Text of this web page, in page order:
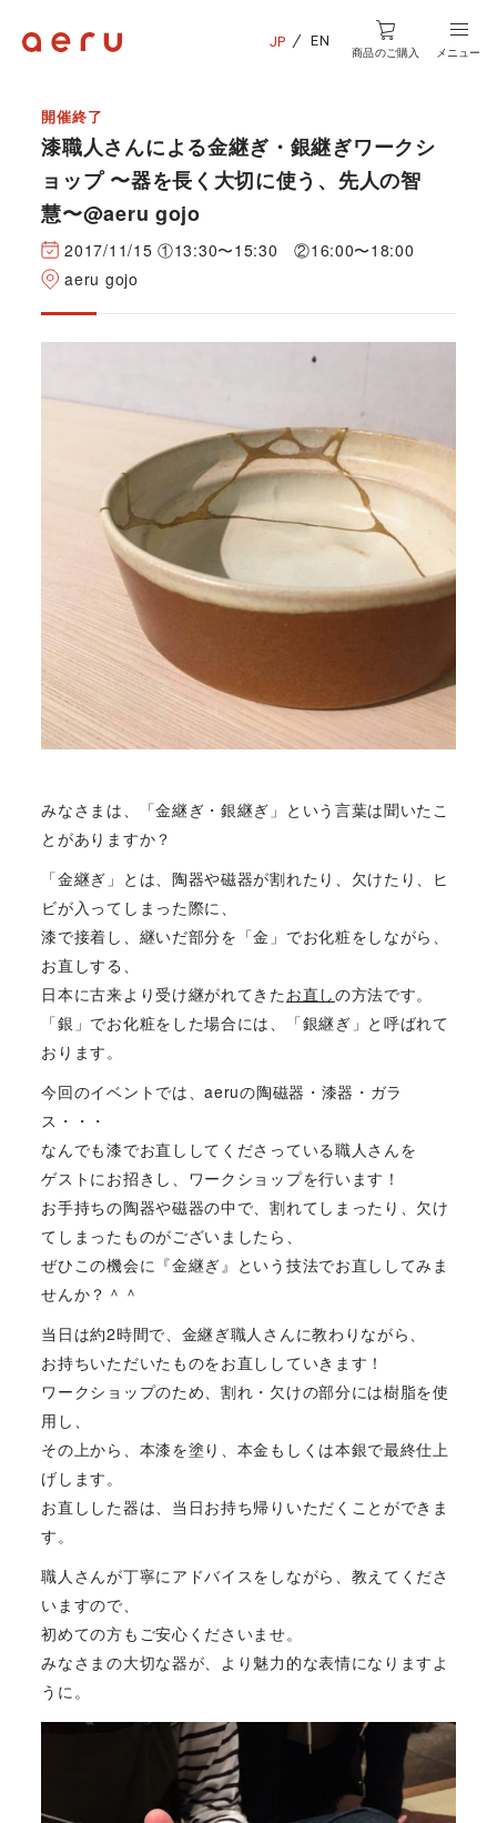
JP EN
商品のご購入 メニュー
開催終了
漆職人さんによる金継ぎ・銀継ぎワークシ
ョップ 〜器を長く大切に使う、先人の智
慧〜@aeru gojo
2017/11/15 ①13:30〜15:30 ②16:00〜18:00
aeru gojo
みなさまは、「金継ぎ・銀継ぎ」という言葉は聞いたこ
とがありますか？
「金継ぎ」とは、陶器や磁器が割れたり、欠けたり、ヒ
ビが入ってしまった際に、
漆で接着し、継いだ部分を「金」でお化粧をしながら、
お直しする、
日本に古来より受け継がれてきた お直しの方法です。
「銀」でお化粧をした場合には、「銀継ぎ」と呼ばれて
おります。
今回のイベントでは、aeruの陶磁器・漆器・ガラ
ス・・・
なんでも漆でお直ししてくださっている職人さんを
ゲストにお招きし、ワークショップを行います！
お手持ちの陶器や磁器の中で、割れてしまったり、欠け
てしまったものがございましたら、
ぜひこの機会に『金継ぎ』という技法でお直ししてみま
せんか？＾＾
当日は約2時間で、金継ぎ職人さんに教わりながら、
お持ちいただいたものをお直ししていきます！
ワークショップのため、割れ・欠けの部分には樹脂を使
用し、
その上から、本漆を塗り、本金もしくは本銀で最終仕上
げします。
お直しした器は、当日お持ち帰りいただくことができま
す。
職人さんが丁寧にアドバイスをしながら、教えてくださ
いますので、
初めての方もご安心くださいませ。
みなさまの大切な器が、より魅力的な表情になりますよ
うに。